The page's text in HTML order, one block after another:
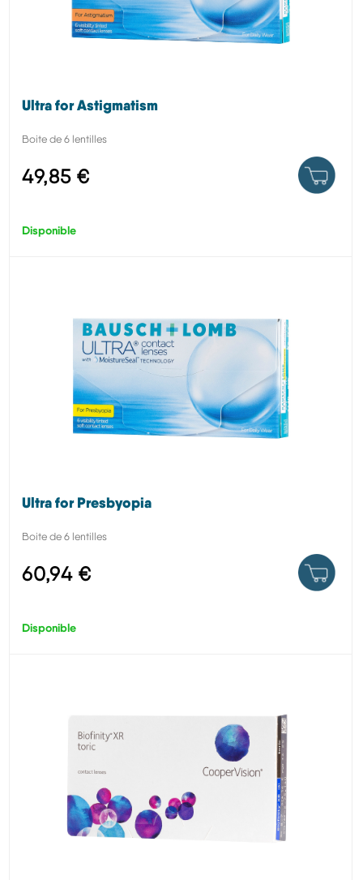
Ultra for Astigmatism
Boite de 6 lentilles
49,85 €
Disponible
Ultra for Presbyopia
Boite de 6 lentilles
60,94 €
Disponible